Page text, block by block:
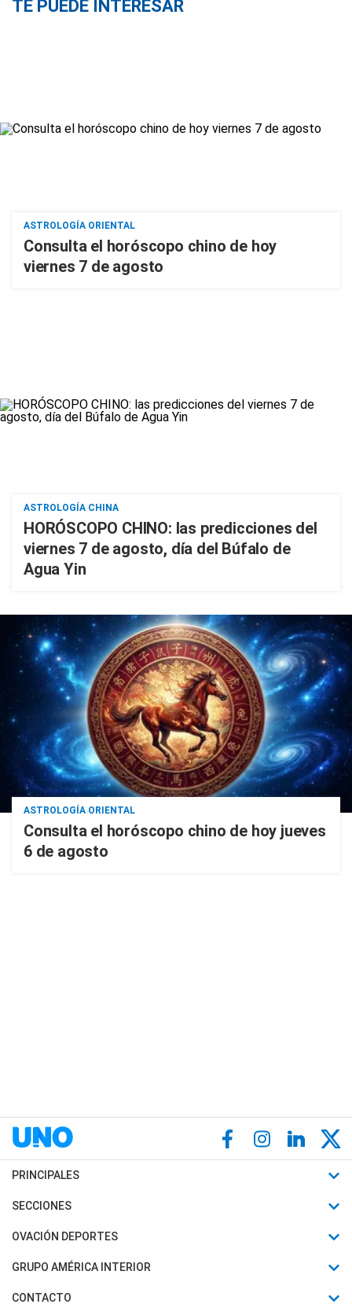
TE PUEDE INTERESAR
ASTROLOGÍA ORIENTAL
Consulta el horóscopo chino de hoy
viernes 7 de agosto
ASTROLOGÍA CHINA
HORÓSCOPO CHINO: las predicciones del
viernes 7 de agosto, día del Búfalo de
Agua Yin
ASTROLOGÍA ORIENTAL
Consulta el horóscopo chino de hoy jueves
6 de agosto
PRINCIPALES
Últimas Noticias
Política
SECCIONES
Horóscopo
Motores
OVACIÓN DEPORTES
Fútbol
Mundial
GRUPO AMÉRICA INTERIOR
Canal 7 en Vivo
CONTACTO